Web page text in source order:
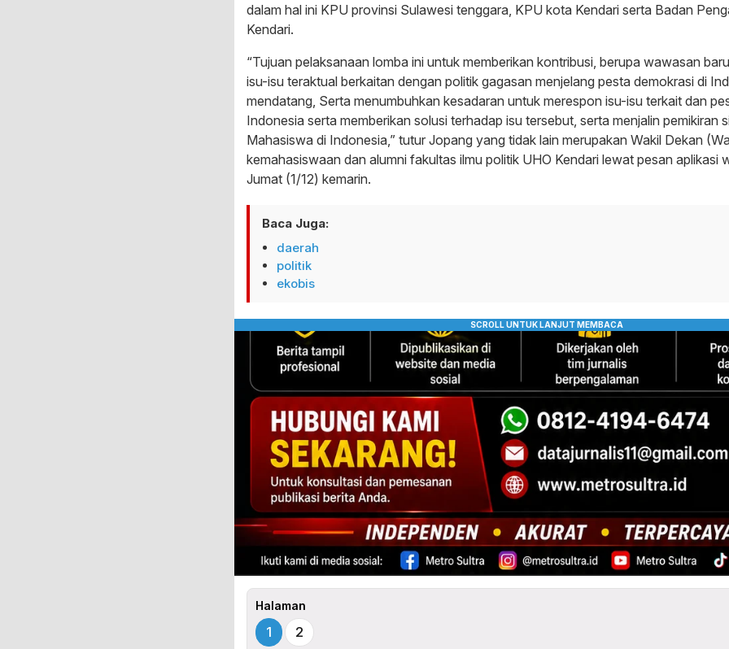
dalam hal ini KPU provinsi Sulawesi tenggara, KPU kota Kendari serta Badan
Kendari.
“Tujuan pelaksanaan lomba ini untuk memberikan kontribusi, berupa wawasan
isu-isu teraktual berkaitan dengan politik gagasan menjelang pesta demokrasi di
mendatang, Serta menumbuhkan kesadaran untuk merespon isu-isu terkait dan
Indonesia serta memberikan solusi terhadap isu tersebut, serta menjalin pemikiran
Mahasiswa di Indonesia,” tutur Jopang yang tidak lain merupakan Wakil Dekan
kemahasiswaan dan alumni fakultas ilmu politik UHO Kendari lewat pesan aplikasi
Jumat (1/12) kemarin.
Baca Juga:
daerah
politik
ekobis
Halaman
1 2